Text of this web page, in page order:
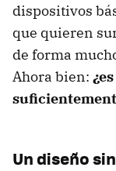
dispositivos
que quieren
de forma
Ahora bien:
Un diseño